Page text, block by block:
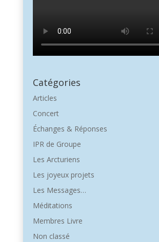
Catégories
Articles
Concert
Échanges & Réponses
IPR de Groupe
Les Arcturiens
Les joyeux projets
Les Messages…
Méditations
Membres Livre
Non classé